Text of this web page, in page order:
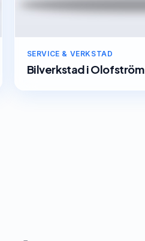
SERVICE & VERKSTAD
BilverkstadiOlofström